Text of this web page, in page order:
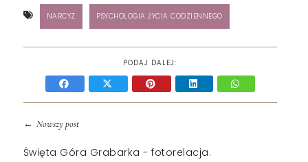
NARCYZ PSYCHOLOGIA ŻYCIA CODZIENNEGO
PODAJ DALEJ:
← Nowszy post
Święta Góra Grabarka - fotorelacja.